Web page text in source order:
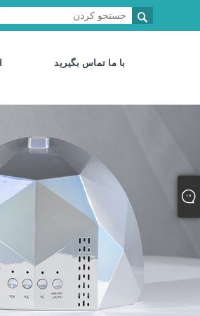

با ما تماس بگیرید